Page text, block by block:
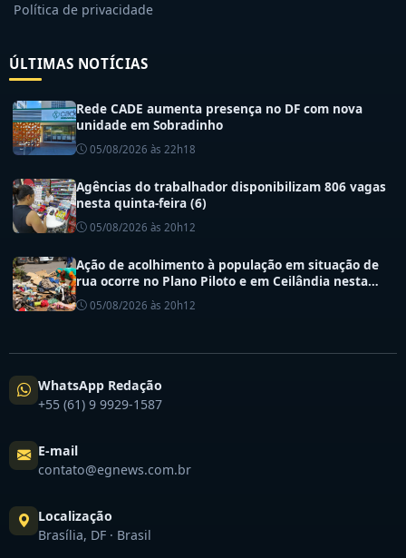
Política de privacidade
ÚLTIMAS NOTÍCIAS
Rede CADE aumenta presença no DF com nova
unidade em Sobradinho
05/08/2026 às 22h18
Agências do trabalhador disponibilizam 806 vagas
nesta quinta-feira (6)
05/08/2026 às 20h12
Ação de acolhimento à população em situação de
rua ocorre no Plano Piloto e em Ceilândia nesta
quinta (6)
05/08/2026 às 20h12
WhatsApp Redação
+55 (61) 9 9929-1587
E-mail
contato@egnews.com.br
Localização
Brasília, DF · Brasil